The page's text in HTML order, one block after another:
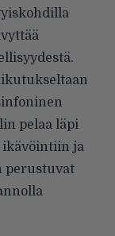
pelaa läpi
ikävöintiin ja
perustuvat